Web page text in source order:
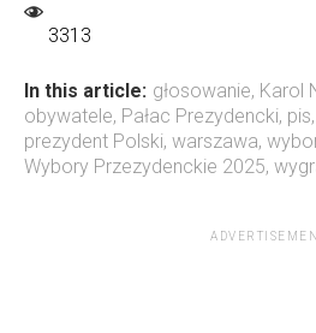
3313
In this article: głosowanie, Karol
obywatele, Pałac Prezydencki, pis,
prezydent Polski, warszawa,
Wybory Przezydenckie 2025,